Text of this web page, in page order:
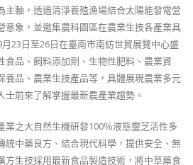
軸，透過清淨養殖漁場結合太陽能發電營
意象，並邀集農科園區在農業生技各產業具
23日至26日在臺南市南紡世貿展覽中心盛
食品、飼料添加劑、生物性肥料、農業資
養品、農業生技產品等，具體展現農業多元
前來了解掌握最新農產業趨勢。
業之大自然生機研發100％液態靈芝活性多
統中藥良方、結合現代科學，提供安全、無
方生技採用最新食品製造技術，將中草藥食